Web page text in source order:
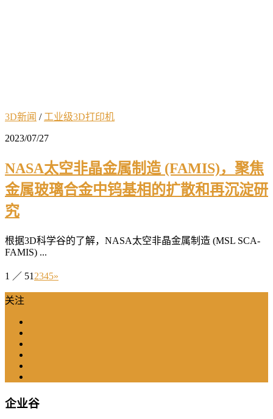
3D新闻 / 工业级3D打印机
2023/07/27
NASA太空非晶金属制造 (FAMIS)，聚焦
金属玻璃合金中钨基相的扩散和再沉淀研
究
根据3D科学谷的了解，NASA太空非晶金属制造 (MSL SCA-
FAMIS) ...
1 ／ 51 2345»
关注
企业谷